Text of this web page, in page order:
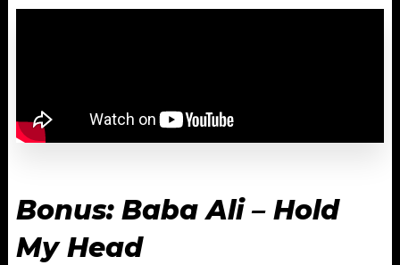
Bonus: Baba Ali – Hold
My Head